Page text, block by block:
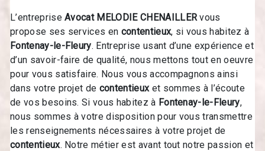
L’entrepriseAvocat MELODIE CHENAILLERvous
propose ses services en contentieux, si vous habitez à
Fontenay-le-Fleury. Entreprise usant d’une expérience et
d’un savoir-faire de qualité, nous mettons tout en oeuvre
pour vous satisfaire. Nous vous accompagnons ainsi
dans votre projet de contentieuxet sommes à l’écoute
de vos besoins. Si vous habitez à Fontenay-le-Fleury,
nous sommes à votre disposition pour vous transmettre
les renseignements nécessaires à votre projet de
contentieux. Notre métier est avant tout notre passion et